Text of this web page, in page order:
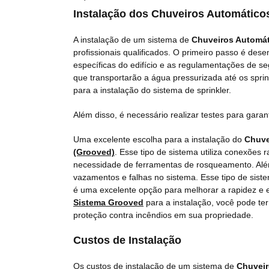
Instalação dos Chuveiros
A instalação de um sistema de Chuveiros
profissionais qualificados. O primeiro passo é
específicas do edifício e as regulamentações de
que transportarão a água pressurizada até os
para a instalação do sistema de sprinkler.
Além disso, é necessário realizar testes para
Uma excelente escolha para a instalação do
(Grooved). Esse tipo de sistema utiliza conexões
necessidade de ferramentas de rosqueamento.
vazamentos e falhas no sistema. Esse tipo de
é uma excelente opção para melhorar a rapidez e
Sistema Grooved para a instalação, você pode
proteção contra incêndios em sua propriedade.
Custos de Instalação
Os custos de instalação de um sistema de